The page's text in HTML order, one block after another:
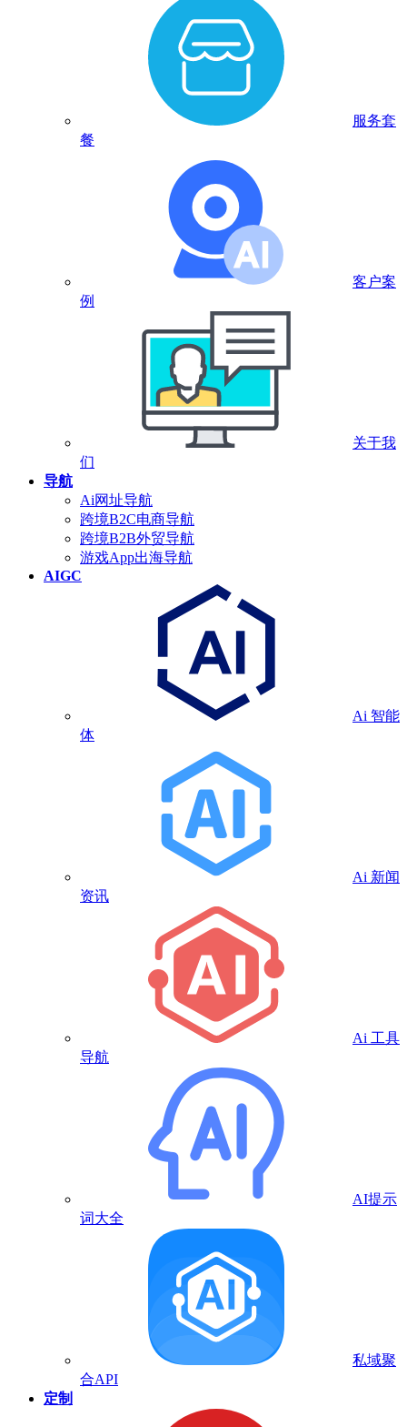
服务套
餐
客户案
例
关于我
们
导航
Ai网址导航
跨境B2C电商导航
跨境B2B外贸导航
游戏App出海导航
AIGC
Ai 智能
体
Ai 新闻
资讯
Ai 工具
导航
AI提示
词大全
私域聚
合API
定制